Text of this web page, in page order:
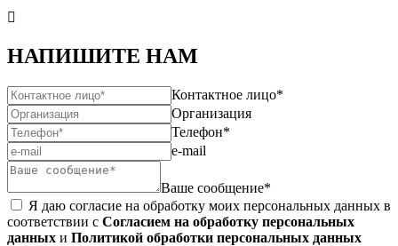

НАПИШИТЕ НАМ
Контактное лицо*
Организация
Телефон*
e-mail
Ваше сообщение*
Я даю согласие на обработку моих персональных данных в
соответствии с Согласием на обработку персональных
данных и Политикой обработки персональных данных